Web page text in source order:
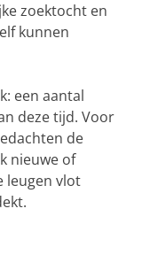
zoektocht en
kunnen
een aantal
deze tijd. Voor
de
nieuwe of
leugen vlot